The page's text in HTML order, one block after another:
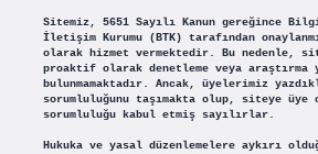
Sitemiz, 5651 Sayılı Kanun gereğince
İletişim Kurumu (BTK) tarafından
olarak hizmet vermektedir. Bu nedenle,
proaktif olarak denetleme veya araştırma
bulunmamaktadır. Ancak, üyelerimiz
sorumluluğunu taşımakta olup, siteye üye
sorumluluğu kabul etmiş sayılırlar.
Hukuka ve yasal düzenlemelere aykırı